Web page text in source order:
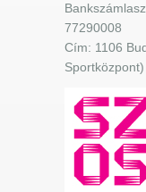
77290008
Cím: 1106
Sportközpont)